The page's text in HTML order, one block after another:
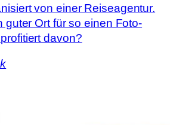
von einer Reiseagentur.
guter Ort für so einen Foto-
davon?